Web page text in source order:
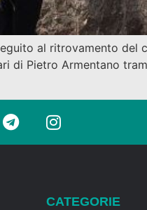
al ritrovamento
di Pietro Armentano
CATEGORIE